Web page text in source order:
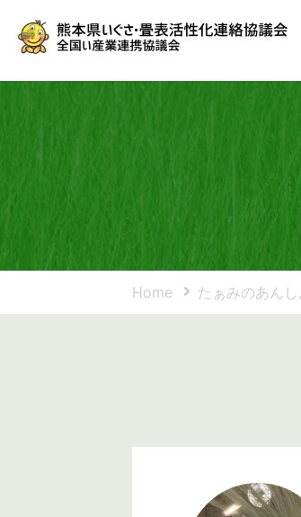
Home たぁみのあん